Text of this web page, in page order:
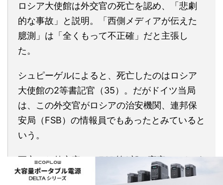
ロシア大使館は外交官の死亡を認め、「悲劇
的な事故」と説明。「西側メディアが伝えた
臆測」は「全くもって不正確」だと主張し
た。
シュピーゲルによると、死亡したのはロシア
大使館の2等書記官（35）。だがドイツ当局
は、この外交官がロシアの治安機関、連邦保
安局（FSB）の情報員でもあったとみていると
いう。
死亡した外交官は、FSB第2部の高官とつなが
りがあったとも伝えられている。西側諸国の